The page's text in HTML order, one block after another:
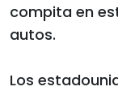
compita en
autos.
Los